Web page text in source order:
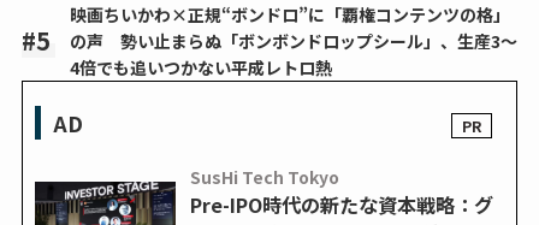
映画ちいかわ×正規“ボンドロ”に「覇権コンテンツの格」
の声 勢い止まらぬ「ボンボンドロップシール」、生産3～
4倍でも追いつかない平成レトロ熱
AD
SusHi Tech Tokyo
Pre-IPO時代の新たな資本戦略：グ